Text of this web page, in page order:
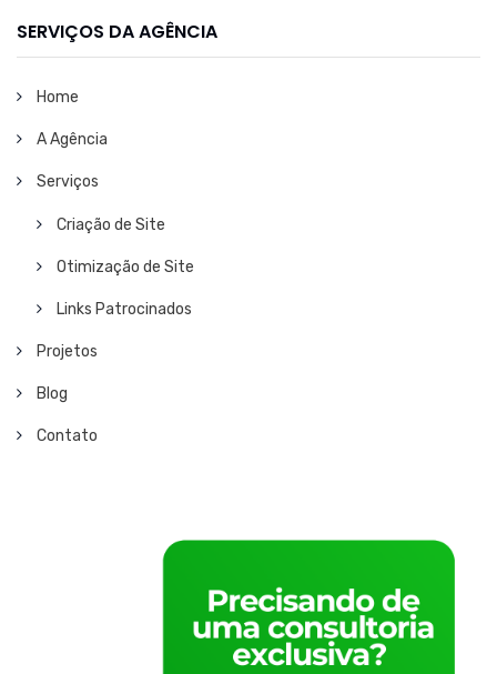
SERVIÇOS DA AGÊNCIA
Home
A Agência
Serviços
Criação de Site
Otimização de Site
Links Patrocinados
Projetos
Blog
Contato